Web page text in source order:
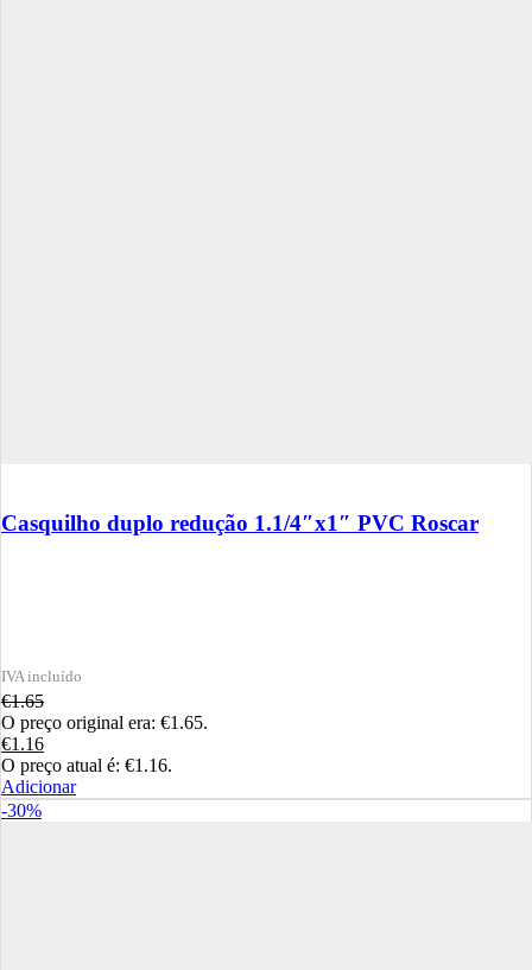
Casquilho duplo redução 1.1/4″x1″ PVC Roscar
€1.65
O preço original era: €1.65.
€1.16
O preço atual é: €1.16.
Adicionar
-30%